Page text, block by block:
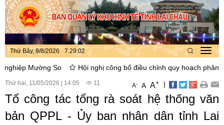
Thứ Bảy, 8/8/2026 7:29:02
Mường So Hội nghị công bố điều chỉnh quy hoạch phân khu
Thứ hai, 11/05/2026 14:05 11 A- A A+ |
Tổ công tác tổng rà soát hệ thống văn
bản QPPL - Ủy ban nhân dân tỉnh Lai